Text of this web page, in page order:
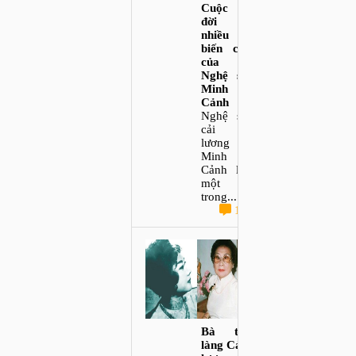
Cuộc
đời
nhiều
biến cố
của
Nghệ sĩ
Minh
Cảnh
Nghệ sĩ
cải
lương
Minh
Cảnh là
một
trong...
1
Bà tổ
làng Cải